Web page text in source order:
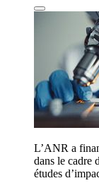
L’ANR a
dans le cadre
études